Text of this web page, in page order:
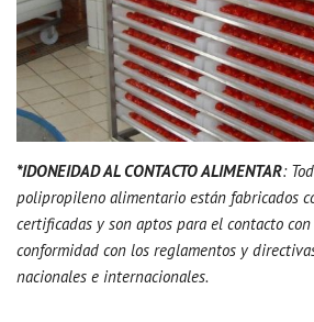
*IDONEIDAD AL CONTACTO ALIMENTAR:
polipropileno alimentario están fabricados
certificadas y son aptos para el contacto
conformidad con los reglamentos y
nacionales e internacionales.